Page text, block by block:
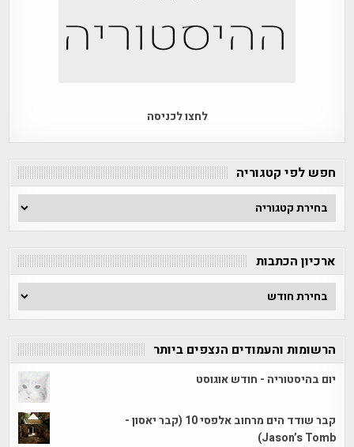
לחצו לכניסה
חפש לפי קטגוריה
חפש
לפי
קטגוריה
ארכיון הכתבות
ארכיון
הכתבות
הרשומות והעמודים הנצפים ביותר
יום בהיסטוריה - חודש אוגוסט
קבר שודד הים מרחוב אלפסי 10 (קבר יאסון -
Jason’s Tomb)